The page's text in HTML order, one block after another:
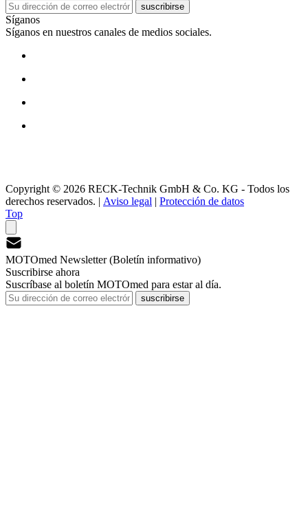
suscribirse
Síganos
Síganos en nuestros canales de medios sociales.
Copyright © 2026 RECK-Technik GmbH & Co. KG - Todos los
derechos reservados. | Aviso legal | Protección de datos
Top
MOTOmed Newsletter (Boletín informativo)
Suscribirse ahora
Suscríbase al boletín MOTOmed para estar al día.
suscribirse